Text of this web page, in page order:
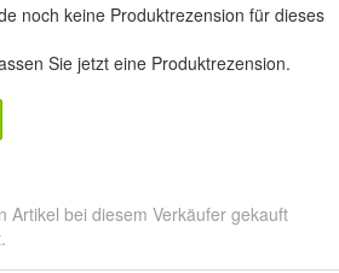
noch keine Produktrezension für dieses
Sie jetzt eine Produktrezension.
Artikel bei diesem Verkäufer gekauft